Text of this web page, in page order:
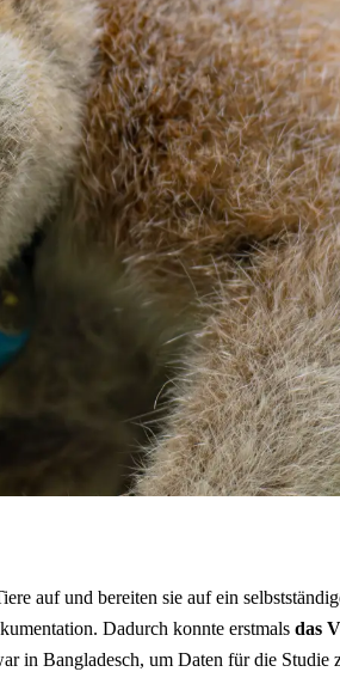
auf und bereiten sie auf ein
Dadurch konnte erstmals das
in Bangladesch, um Daten für die Studie